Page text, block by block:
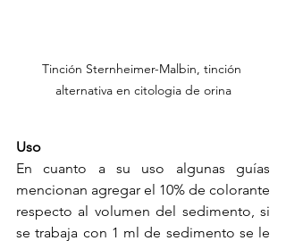
Tinción Sternheimer-Malbin, tinción
alternativa en citologia de orina
Uso
En cuanto a su uso algunas guías
mencionan agregar el 10% de colorante
respecto al volumen del sedimento, si
se trabaja con 1 ml de sedimento se le